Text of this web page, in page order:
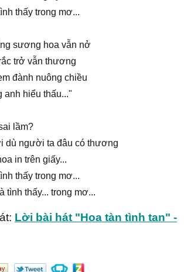
thấy trong mơ...
sương hoa vẫn nở
trở vẫn thương
đành nuông chiều
anh hiểu thấu..."
lầm?
dù người ta đâu có thương
in trên giấy...
thấy trong mơ...
tình thấy... trong mơ...
Lời bài hát "Hoa tàn tình tan" -